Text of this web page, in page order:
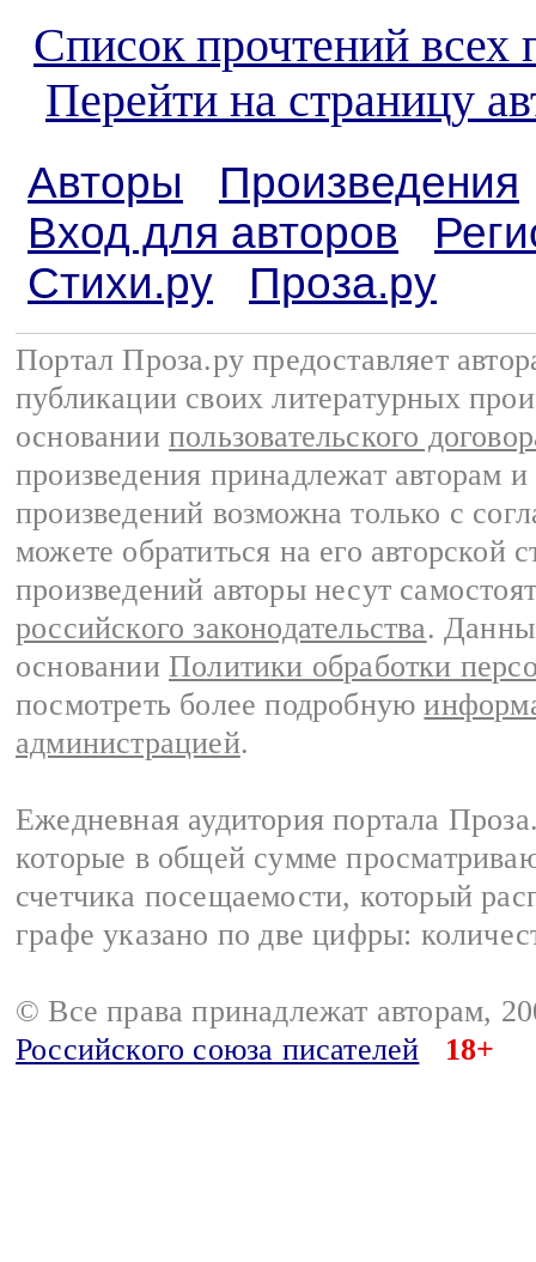
Список прочтений всех
Перейти на страницу
Авторы
Произведения
Вход для авторов
Стихи.ру
Проза.ру
Портал Проза.ру предоставляет
публикации своих литературных
основании пользовательского
произведения принадлежат авторам
произведений возможна только с
можете обратиться на его авторской
произведений авторы несут
российского законодательства.
основании Политики обработки
посмотреть более подробную
администрацией.
Ежедневная аудитория портала
которые в общей сумме
счетчика посещаемости, который
графе указано по две цифры:
© Все права принадлежат авторам,
Российского союза писателей
18+